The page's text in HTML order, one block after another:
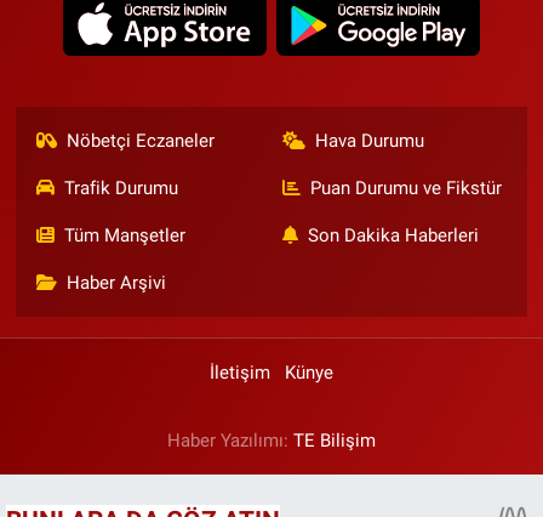
Nöbetçi Eczaneler Hava Durumu
Trafik Durumu Puan Durumu ve Fikstür
Tüm Manşetler Son Dakika Haberleri
Haber Arşivi
İletişim Künye
Haber Yazılımı: TE Bilişim